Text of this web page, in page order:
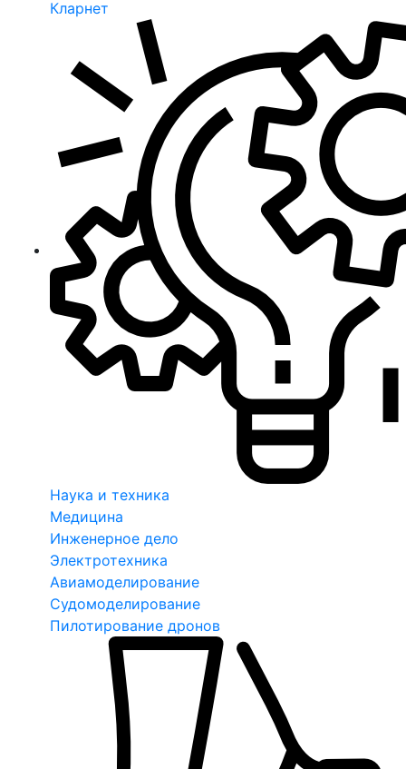
Кларнет
Наука и техника
Медицина
Инженерное дело
Электротехника
Авиамоделирование
Судомоделирование
Пилотирование дронов